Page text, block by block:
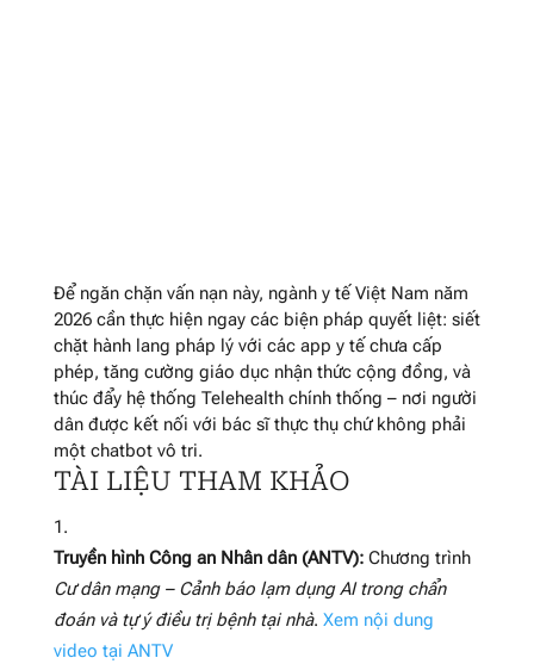
Để ngăn chặn vấn nạn này, ngành y tế Việt Nam năm
2026 cần thực hiện ngay các biện pháp quyết liệt: siết
chặt hành lang pháp lý với các app y tế chưa cấp
phép, tăng cường giáo dục nhận thức cộng đồng, và
thúc đẩy hệ thống Telehealth chính thống – nơi người
dân được kết nối với bác sĩ thực thụ chứ không phải
một chatbot vô tri.
TÀI LIỆU THAM KHẢO
Truyền hình Công an Nhân dân (ANTV):Chương trình
Cư dân mạng – Cảnh báo lạm dụng AI trong chẩn
đoán và tự ý điều trị bệnh tại nhà. Xem nội dung
video tại ANTV